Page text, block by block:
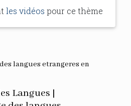
les vidéos pour ce thème
langues etrangeres en
Langues |